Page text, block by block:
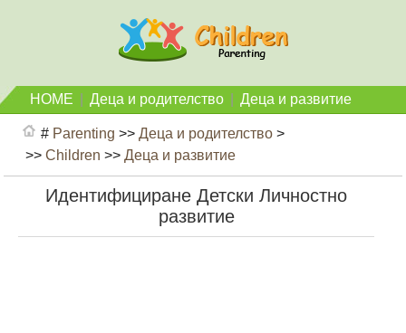
HOME Деца и родителство Деца и развитие
# Parenting >>Деца и родителство >
>>Children >>Деца и развитие
Идентифициране Детски Личностно
развитие